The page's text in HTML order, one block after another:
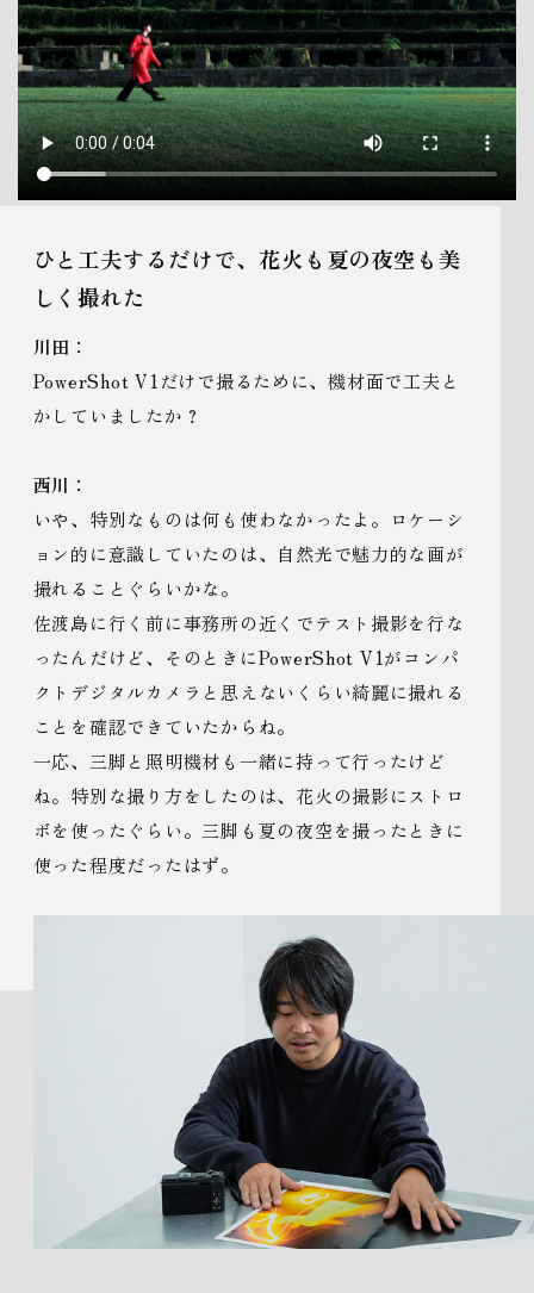
ひと工夫するだけで、花火も夏の夜空も美
しく撮れた
川田：
PowerShot V1だけで撮るために、機材面で工夫と
かしていましたか？
西川：
いや、特別なものは何も使わなかったよ。ロケーシ
ョン的に意識していたのは、自然光で魅力的な画が
撮れることぐらいかな。
佐渡島に行く前に事務所の近くでテスト撮影を行な
ったんだけど、そのときにPowerShot V1がコンパ
クトデジタルカメラと思えないくらい綺麗に撮れる
ことを確認できていたからね。
一応、三脚と照明機材も一緒に持って行ったけど
ね。特別な撮り方をしたのは、花火の撮影にストロ
ボを使ったぐらい。三脚も夏の夜空を撮ったときに
使った程度だったはず。